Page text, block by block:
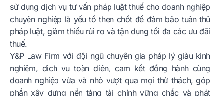
sử dụng dịch vụ tư vấn pháp luật thuế cho doanh nghiệp
chuyên nghiệp là yếu tố then chốt để đảm bảo tuân thủ
pháp luật, giảm thiểu rủi ro và tận dụng tối đa các ưu đãi
thuế.
Y&P Law Firm với đội ngũ chuyên gia pháp lý giàu kinh
nghiệm, dịch vụ toàn diện, cam kết đồng hành cùng
doanh nghiệp vừa và nhỏ vượt qua mọi thử thách, góp
phần xây dựng nền tảng tài chính vững chắc và phát